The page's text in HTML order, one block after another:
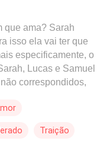
que ama? Sarah
isso ela vai ter que
especificamente, o
Lucas e Samuel
correspondidos,
Sarah vai ter que
em um
Traição